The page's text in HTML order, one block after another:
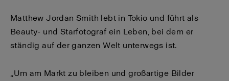
Matthew Jordan Smith lebt in Tokio und führt als
Beauty- und Starfotograf ein Leben, bei dem er
ständig auf der ganzen Welt unterwegs ist.
„Um am Markt zu bleiben und großartige Bilder